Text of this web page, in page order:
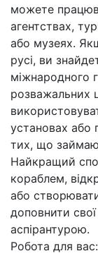
можете
агентствах,
або музеях.
русі, ви
міжнародного
розважальних
установах або
тих, що
Найкращий
кораблем,
або
доповнити
аспірантурою.
Робота для вас: